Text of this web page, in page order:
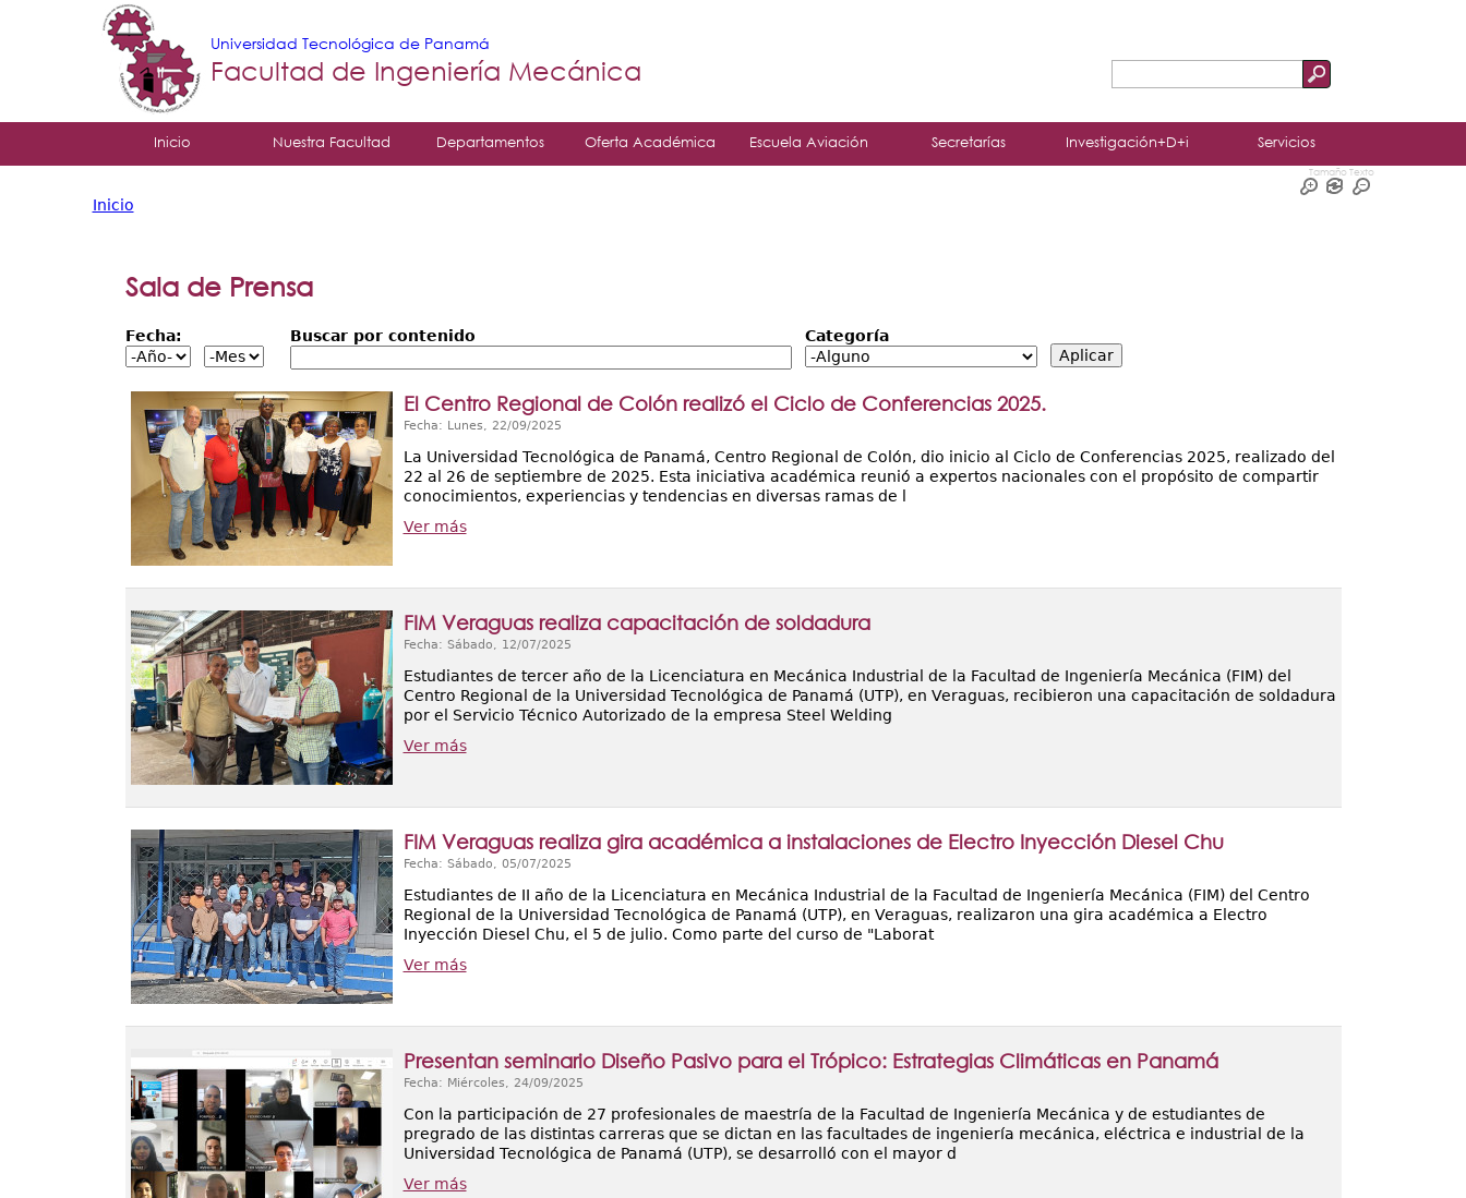
de
Universidad Tecnológica de Panamá
Facultad de Ingeniería Mecánica
Tropical
Principal
Inicio Nuestra Facultad Departamentos Oferta Académica Escuela Aviación Secretarías Investigación+D+i Servicios
Tamaño Texto
está
Inicio
Sala de Prensa
Fecha: Buscar por contenido Categoría
El Centro Regional de Colón realizó el Ciclo de Conferencias 2025.
Fecha: Lunes, 22/09/2025
La Universidad Tecnológica de Panamá, Centro Regional de Colón, dio inicio al Ciclo de Conferencias 2025, realizado del
22 al 26 de septiembre de 2025. Esta iniciativa académica reunió a expertos nacionales con el propósito de compartir
conocimientos, experiencias y tendencias en diversas ramas de l
Ver más
FIM Veraguas realiza capacitación de soldadura
Fecha: Sábado, 12/07/2025
Estudiantes de tercer año de la Licenciatura en Mecánica Industrial de la Facultad de Ingeniería Mecánica (FIM) del
Centro Regional de la Universidad Tecnológica de Panamá (UTP), en Veraguas, recibieron una capacitación de soldadura
por el Servicio Técnico Autorizado de la empresa Steel Welding
Ver más
FIM Veraguas realiza gira académica a instalaciones de Electro Inyección Diesel Chu
Fecha: Sábado, 05/07/2025
Estudiantes de II año de la Licenciatura en Mecánica Industrial de la Facultad de Ingeniería Mecánica (FIM) del Centro
Regional de la Universidad Tecnológica de Panamá (UTP), en Veraguas, realizaron una gira académica a Electro
Inyección Diesel Chu, el 5 de julio. Como parte del curso de "Laborat
Ver más
Presentan seminario Diseño Pasivo para el Trópico: Estrategias Climáticas en Panamá
Fecha: Miércoles, 24/09/2025
Con la participación de 27 profesionales de maestría de la Facultad de Ingeniería Mecánica y de estudiantes de
pregrado de las distintas carreras que se dictan en las facultades de ingeniería mecánica, eléctrica e industrial de la
Universidad Tecnológica de Panamá (UTP), se desarrolló con el mayor d
Ver más